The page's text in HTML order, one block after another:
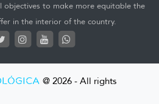
objectives to make more equitable the
in the interior of the country.
@ 2026 - All rights